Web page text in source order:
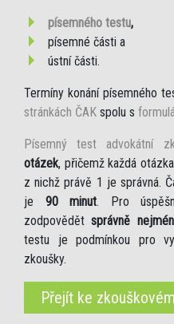
písemného testu,
písemné části a
ústní části.
Termíny konání písemného
stránkách ČAK spolu s
Písemný test advokátní
otázek, přičemž každá
z nichž právě 1 je správná.
je 90 minut. Pro
zodpovědětsprávně
testu je podmínkou pro
zkoušky.
Přejít ke